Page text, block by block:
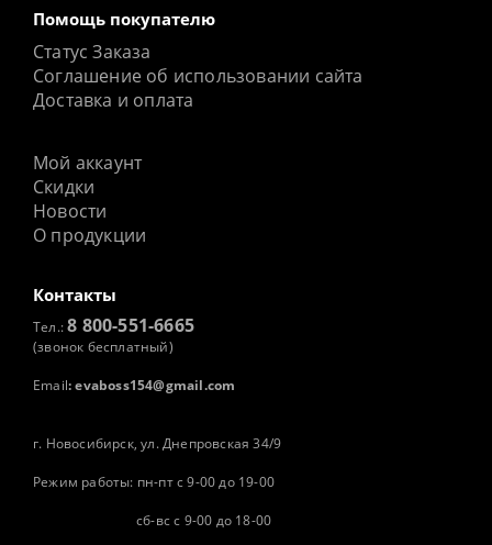
Помощь покупателю
Статус Заказа
Соглашение об использовании сайта
Доставка и оплата
Мой аккаунт
Скидки
Новости
О продукции
Контакты
Тел.:8 800-551-6665
(звонок бесплатный)
Email: evaboss154@gmail.com
г. Новосибирск, ул. Днепровская 34/9
Режим работы: пн-пт с 9-00 до 19-00
сб-вс с 9-00 до 18-00